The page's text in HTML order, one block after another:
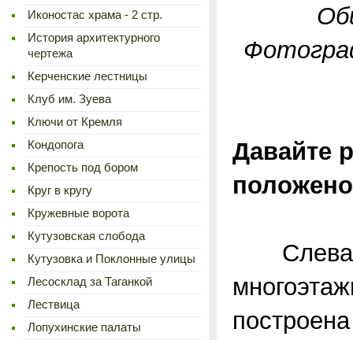
Иконостас храма - 2 стр.
История архитектурного
чертежа
Керченские лестницы
Клуб им. Зуева
Ключи от Кремля
Кондопога
Крепость под бором
Круг в кругу
Кружевные ворота
Кутузовская слобода
Кутузовка и Поклонные улицы
Лесосклад за Таганкой
Лествица
Лопухинские палаты
Давайте
Слева